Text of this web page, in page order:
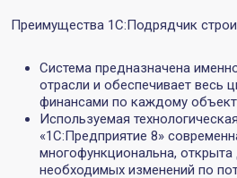
Преимущества 1С:Подрядчик
Система предназначена
отрасли и обеспечивает весь
финансами по каждому
Используемая
«1С:Предприятие 8»
многофункциональна, открыта
необходимых изменений по